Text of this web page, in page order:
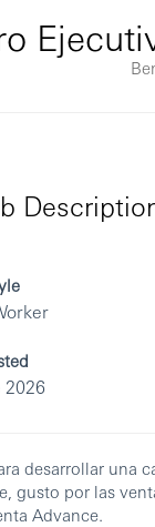
2026
desarrollar una
gusto por las
Advance.